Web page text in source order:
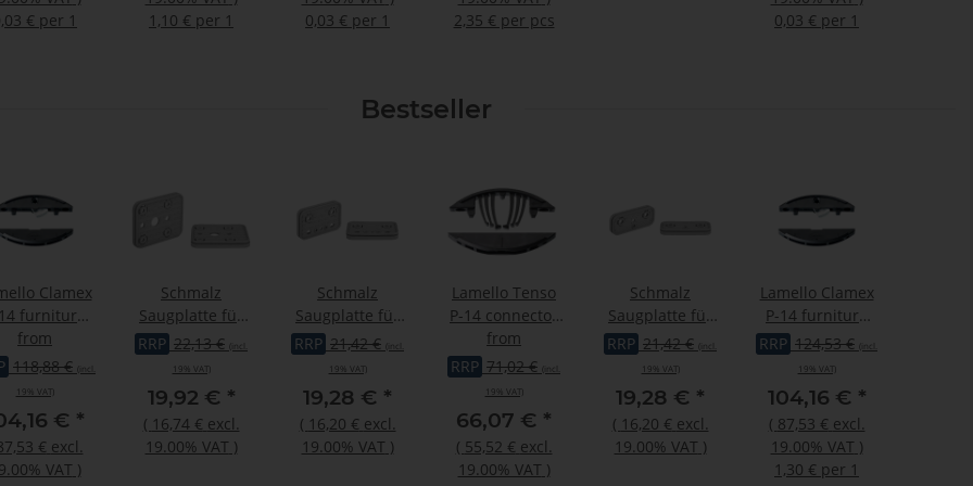
€ per 1
1,10 € per 1
0,03 € per 1
2,35 € per pcs
0,03 € per 1
Bestseller
Clamex
furniture
for
Zeta
from
118,88 €
(incl.
19% VAT)
€ *
€ excl.
VAT )
Schmalz
Saugplatte für
Blocksauger
oben VCSP-O
RRP 22,13 €
(incl.
19% VAT)
19,92 € *
( 16,74 € excl.
19.00% VAT )
Schmalz
Saugplatte für
Blocksauger
oben VCSP-O
RRP 21,42 €
(incl.
19% VAT)
19,28 € *
( 16,20 € excl.
19.00% VAT )
Lamello Tenso
P-14 connector
for glueing
from
RRP 71,02 €
(incl.
19% VAT)
66,07 € *
( 55,52 € excl.
19.00% VAT )
Schmalz
Saugplatte für
Blocksauger
oben VCSP-O
RRP 21,42 €
(incl.
19% VAT)
19,28 € *
( 16,20 € excl.
19.00% VAT )
Lamello Clamex
P-14 furniture
connector for
Zeta 80 pair
RRP 124,53 €
(incl.
19% VAT)
104,16 € *
( 87,53 € excl.
19.00% VAT )
1,30 € per 1